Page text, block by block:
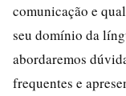
comunicação e
seu domínio da
abordaremos
frequentes e